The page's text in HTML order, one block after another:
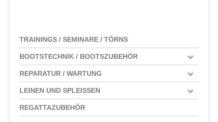
TRAININGS / SEMINARE / TÖRNS
BOOTSTECHNIK / BOOTSZUBEHÖR
REPARATUR / WARTUNG
LEINEN UND SPLEISSEN
REGATTAZUBEHÖR